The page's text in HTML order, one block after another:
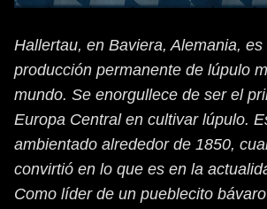
Hallertau, en Baviera, Alemania,
producción permanente de lúpulo
mundo. Se enorgullece de ser el
Europa Central en cultivar lúpulo.
ambientado alrededor de 1850,
convirtió en lo que es en la
Como líder de un pueblecito